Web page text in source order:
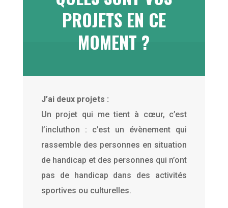
PROJETS EN CE
MOMENT ?
J’ai deux projets :
Un projet qui me tient à cœur, c’est
l’incluthon : c’est un évènement qui
rassemble des personnes en situation
de handicap et des personnes qui n’ont
pas de handicap dans des activités
sportives ou culturelles.